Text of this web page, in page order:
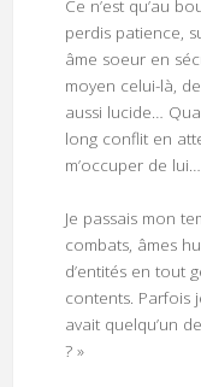
Ce n’est qu’au
perdis patience,
âme soeur en
moyen celui-là,
aussi lucide…
long conflit en
m’occuper de lui…
Je passais mon
combats, âmes
d’entités en tout
contents. Parfois
avait quelqu’un
? »